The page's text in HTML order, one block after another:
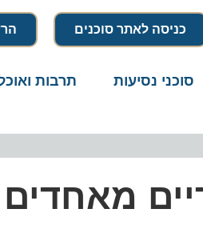
כניסה לאתר סוכנים
נסיעות תרבות ואוכל